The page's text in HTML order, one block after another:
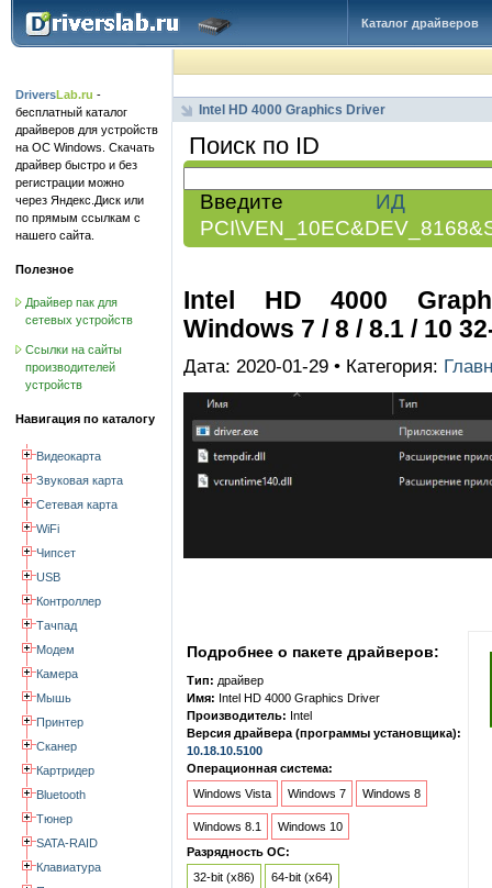
Каталог драйверов
DriversLab.ru -
бесплатный каталог
драйверов для устройств
на ОС Windows. Скачать
драйвер быстро и без
регистрации можно
через Яндекс.Диск или
по прямым ссылкам с
нашего сайта.
Полезное
Драйвер пак для
сетевых устройств
Ссылки на сайты
производителей
устройств
Навигация по каталогу
Видеокарта
Звуковая карта
Сетевая карта
WiFi
Чипсет
USB
Контроллер
Тачпад
Модем
Камера
Мышь
Принтер
Сканер
Картридер
Bluetooth
Тюнер
SATA-RAID
Клавиатура
Intel HD 4000 Graphics Driver
Поиск по ID
Введите ИД
Intel HD 4000
Windows 7 / 8 / 8.1 / 10
Дата: 2020-01-29 • Категория:
Подробнее о пакете драйверов:
Тип: драйвер
Имя: Intel HD 4000 Graphics Driver
Производитель: Intel
Версия драйвера (программы установщика):
10.18.10.5100
Операционная система:
Windows Vista
Windows 7 Windows 8
Windows 8.1
Windows 10
Разрядность ОС:
32-bit (x86)
64-bit (x64)